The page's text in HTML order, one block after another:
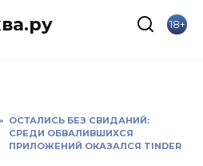
18+
ОСТАЛИСЬ БЕЗ СВИДАНИЙ:
СРЕДИ ОБВАЛИВШИХСЯ
ПРИЛОЖЕНИЙ ОКАЗАЛСЯ TINDER